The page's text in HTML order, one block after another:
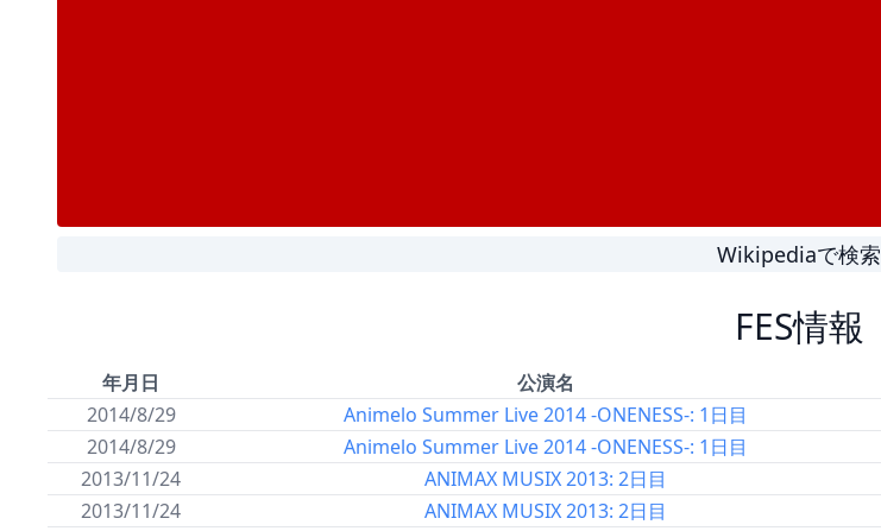
Wikipediaで検索
FES情報
年月日 公演名
2014/8/29
Animelo Summer Live 2014 -ONENESS-: 1日目
2014/8/29
Animelo Summer Live 2014 -ONENESS-: 1日目
2013/11/24
ANIMAX MUSIX 2013: 2日目
2013/11/24
ANIMAX MUSIX 2013: 2日目